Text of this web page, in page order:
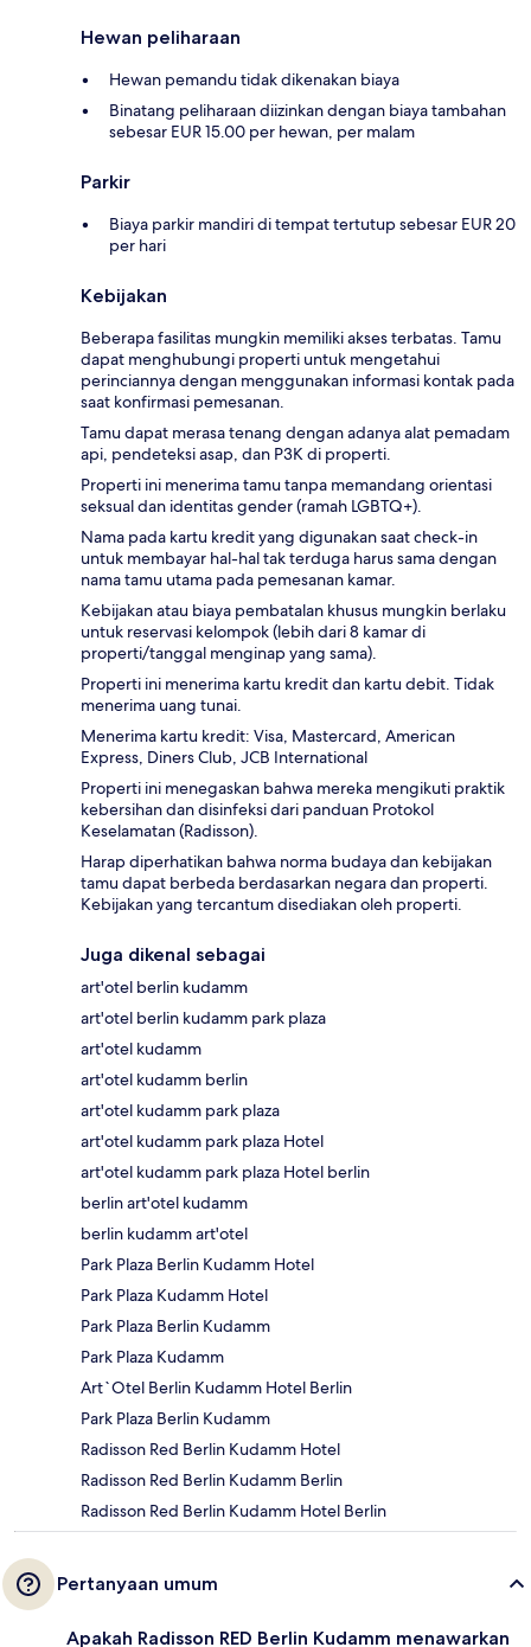
Hewan peliharaan
Hewan pemandu tidak dikenakan biaya
Binatang peliharaan diizinkan dengan biaya tambahan
sebesar EUR 15.00 per hewan, per malam
Parkir
Biaya parkir mandiri di tempat tertutup sebesar EUR 20
per hari
Kebijakan
Beberapa fasilitas mungkin memiliki akses terbatas. Tamu
dapat menghubungi properti untuk mengetahui
perinciannya dengan menggunakan informasi kontak pada
saat konfirmasi pemesanan.
Tamu dapat merasa tenang dengan adanya alat pemadam
api, pendeteksi asap, dan P3K di properti.
Properti ini menerima tamu tanpa memandang orientasi
seksual dan identitas gender (ramah LGBTQ+).
Nama pada kartu kredit yang digunakan saat check-in
untuk membayar hal-hal tak terduga harus sama dengan
nama tamu utama pada pemesanan kamar.
Kebijakan atau biaya pembatalan khusus mungkin berlaku
untuk reservasi kelompok (lebih dari 8 kamar di
properti/tanggal menginap yang sama).
Properti ini menerima kartu kredit dan kartu debit. Tidak
menerima uang tunai.
Menerima kartu kredit: Visa, Mastercard, American
Express, Diners Club, JCB International
Properti ini menegaskan bahwa mereka mengikuti praktik
kebersihan dan disinfeksi dari panduan Protokol
Keselamatan (Radisson).
Harap diperhatikan bahwa norma budaya dan kebijakan
tamu dapat berbeda berdasarkan negara dan properti.
Kebijakan yang tercantum disediakan oleh properti.
Juga dikenal sebagai
art'otel berlin kudamm
art'otel berlin kudamm park plaza
art'otel kudamm
art'otel kudamm berlin
art'otel kudamm park plaza
art'otel kudamm park plaza Hotel
art'otel kudamm park plaza Hotel berlin
berlin art'otel kudamm
berlin kudamm art'otel
Park Plaza Berlin Kudamm Hotel
Park Plaza Kudamm Hotel
Park Plaza Berlin Kudamm
Park Plaza Kudamm
Art`Otel Berlin Kudamm Hotel Berlin
Park Plaza Berlin Kudamm
Radisson Red Berlin Kudamm Hotel
Radisson Red Berlin Kudamm Berlin
Radisson Red Berlin Kudamm Hotel Berlin
Pertanyaan umum
Apakah Radisson RED Berlin Kudamm menawarkan